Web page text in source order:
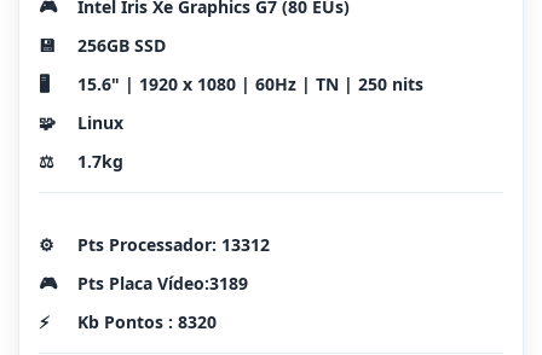
🎮
Intel Iris Xe Graphics G7 (80 EUs)
💾
256GB SSD
🖥️
15.6" | 1920 x 1080 | 60Hz | TN | 250 nits
🧩
Linux
⚖️
1.7kg
⚙️
Pts Processador: 13312
🎮
Pts Placa Vídeo:3189
⚡
Kb Pontos : 8320